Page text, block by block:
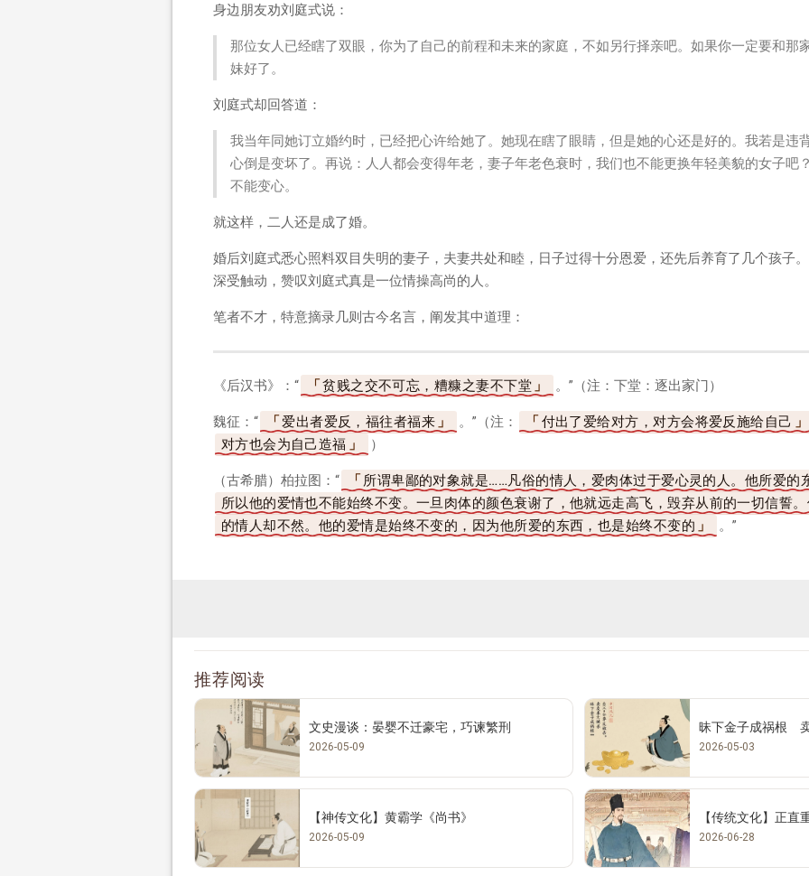
身边朋友劝刘庭式说：
那位女人已经瞎了双眼，你为了自己的前程和未来的家庭，不如另行择亲吧。如果你一定要和那
妹好了。
刘庭式却回答道：
我当年同她订立婚约时，已经把心许给她了。她现在瞎了眼睛，但是她的心还是好的。我若是违
心倒是变坏了。再说：人人都会变得年老，妻子年老色衰时，我们也不能更换年轻美貌的女子吧
不能变心。
就这样，二人还是成了婚。
婚后刘庭式悉心照料双目失明的妻子，夫妻共处和睦，日子过得十分恩爱，还先后养育了几个孩子
深受触动，赞叹刘庭式真是一位情操高尚的人。
笔者不才，特意摘录几则古今名言，阐发其中道理：
《后汉书》：“ 贫贱之交不可忘，糟糠之妻不下堂 。”（注：下堂：逐出家门）
魏征：“ 爱出者爱反，福往者福来 。”（注：
付出了爱给对方，对方会将爱反施给自己
对方也会为自己造福
）
（古希腊）柏拉图：“
所谓卑鄙的对象就是……凡俗的情人，爱肉体过于爱心灵的人。他所爱的
所以他的爱情也不能始终不变。一旦肉体的颜色衰谢了，他就远走高飞，毁弃从前的一切信誓
的情人却不然。他的爱情是始终不变的，因为他所爱的东西，也是始终不变的
。”
推荐阅读
文史漫谈：晏婴不迁豪宅，巧谏繁刑
2026-05-09
昧下金子成祸根
2026-05-03
【神传文化】黄霸学《尚书》
2026-05-09
【传统文化】正
2026-06-28